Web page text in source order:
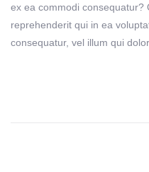
ex ea commodi consequatur?
reprehenderit qui in ea
consequatur, vel illum qui